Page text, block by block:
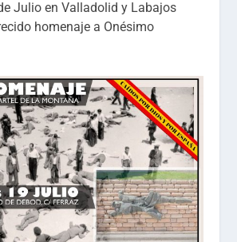
Julio en Valladolid y Labajos
homenaje a Onésimo